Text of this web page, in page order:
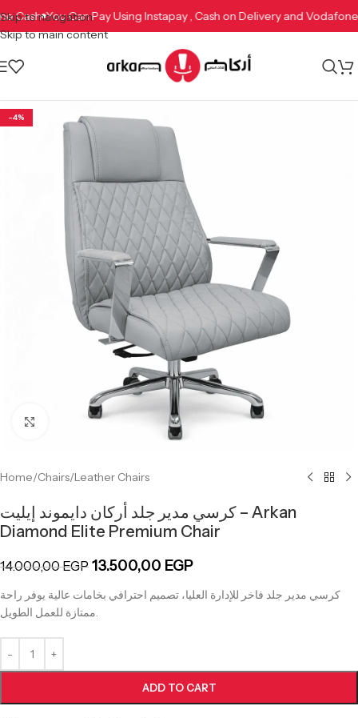
Skip to navigation
Skip to main content
Cash You Can Pay Using Instapay , Cash on Delivery and
-4%
Click to enlarge
Home/Chairs/Leather Chairs
كرسي مدير جلد أركان دايموند إيليت – Arkan
Diamond Elite Premium Chair
14.000,00EGP 13.500,00 EGP
كرسي مدير جلد فاخر للإدارة العليا، تصميم احترافي بخامات عالية يوفر راحة
ممتازة للعمل الطويل.
ADD TO CART